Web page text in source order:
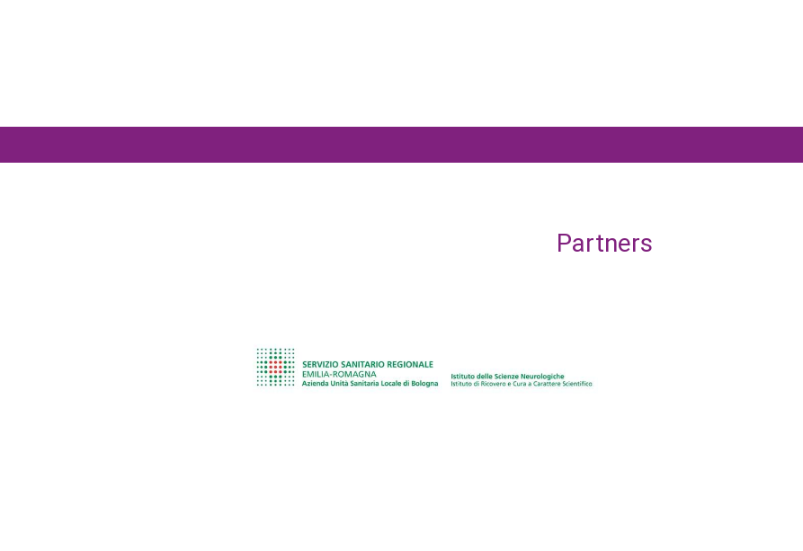
Partners